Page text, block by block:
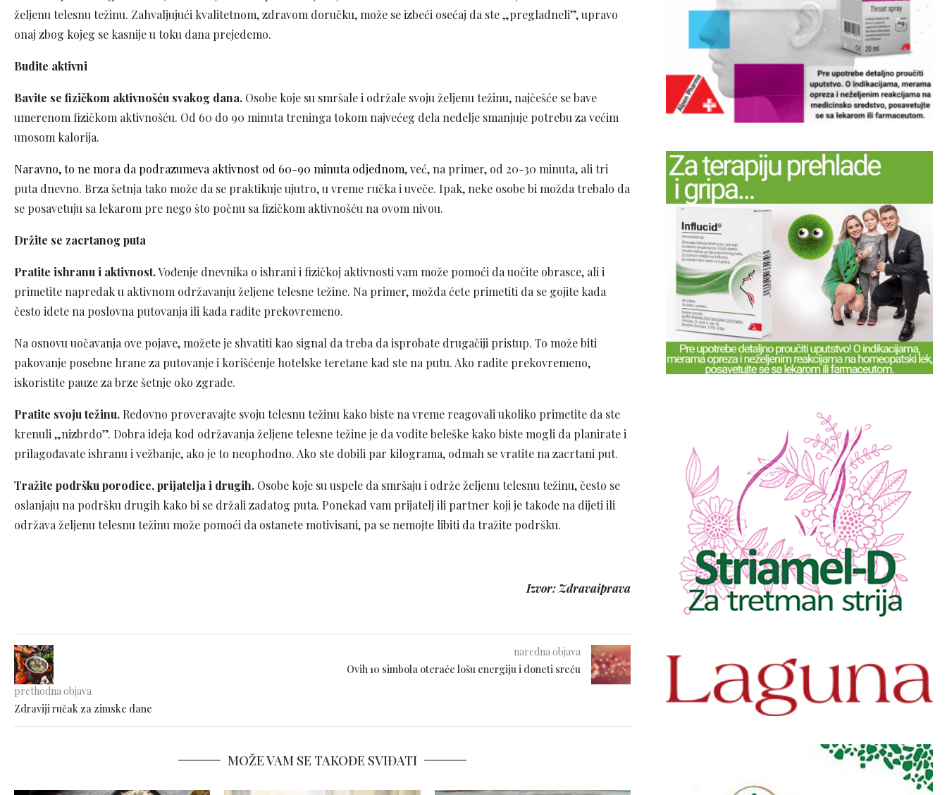
željenu telesnu težinu. Zahvaljujući kvalitetnom, zdravom doručku, može se izbeći osećaj da ste „pregladneli”, upravo
onaj zbog kojeg se kasnije u toku dana prejedemo.
Budite aktivni
Bavite se fizičkom aktivnošću svakog dana. Osobe koje su smršale i održale svoju željenu težinu, najčešće se bave
umerenom fizičkom aktivnošću. Od 60 do 90 minuta treninga tokom najvećeg dela nedelje smanjuje potrebu za većim
unosom kalorija.
Naravno, to ne mora da podrazumeva aktivnost od 60-90 minuta odjednom, već, na primer, od 20-30 minuta, ali tri
puta dnevno. Brza šetnja tako može da se praktikuje ujutro, u vreme ručka i uveče. Ipak, neke osobe bi možda trebalo da
se posavetuju sa lekarom pre nego što počnu sa fizičkom aktivnošću na ovom nivou.
Držite se zacrtanog puta
Pratite ishranu i aktivnost.Vođenje dnevnika o ishrani i fizičkoj aktivnosti vam može pomoći da uočite obrasce, ali i
primetite napredak u aktivnom održavanju željene telesne težine. Na primer, možda ćete primetiti da se gojite kada
često idete na poslovna putovanja ili kada radite prekovremeno.
Na osnovu uočavanja ove pojave, možete je shvatiti kao signal da treba da isprobate drugačiji pristup. To može biti
pakovanje posebne hrane za putovanje i korišćenje hotelske teretane kad ste na putu. Ako radite prekovremeno,
iskoristite pauze za brze šetnje oko zgrade.
Pratite svoju težinu. Redovno proveravajte svoju telesnu težinu kako biste na vreme reagovali ukoliko primetite da ste
krenuli „nizbrdo”. Dobra ideja kod održavanja željene telesne težine je da vodite beleške kako biste mogli da planirate i
prilagođavate ishranu i vežbanje, ako je to neophodno. Ako ste dobili par kilograma, odmah se vratite na zacrtani put.
Tražite podršku porodice, prijatelja i drugih. Osobe koje su uspele da smršaju i održe željenu telesnu težinu, često se
oslanjaju na podršku drugih kako bi se držali zadatog puta. Ponekad vam prijatelj ili partner koji je takođe na dijeti ili
održava željenu telesnu težinu može pomoći da ostanete motivisani, pa se nemojte libiti da tražite podršku.
Izvor: Zdravaiprava
prethodna objava
Zdraviji ručak za zimske dane
naredna objava
Ovih 10 simbola oteraće lošu energiju i doneti sreću
MOŽE VAM SE TAKOĐE SVIĐATI